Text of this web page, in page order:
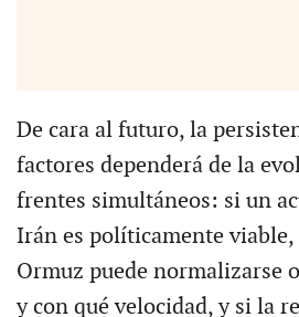
De cara al futuro, la
factores dependerá de la
frentes simultáneos: si un
Irán es políticamente viable,
Ormuz puede normalizarse
y con qué velocidad, y si la